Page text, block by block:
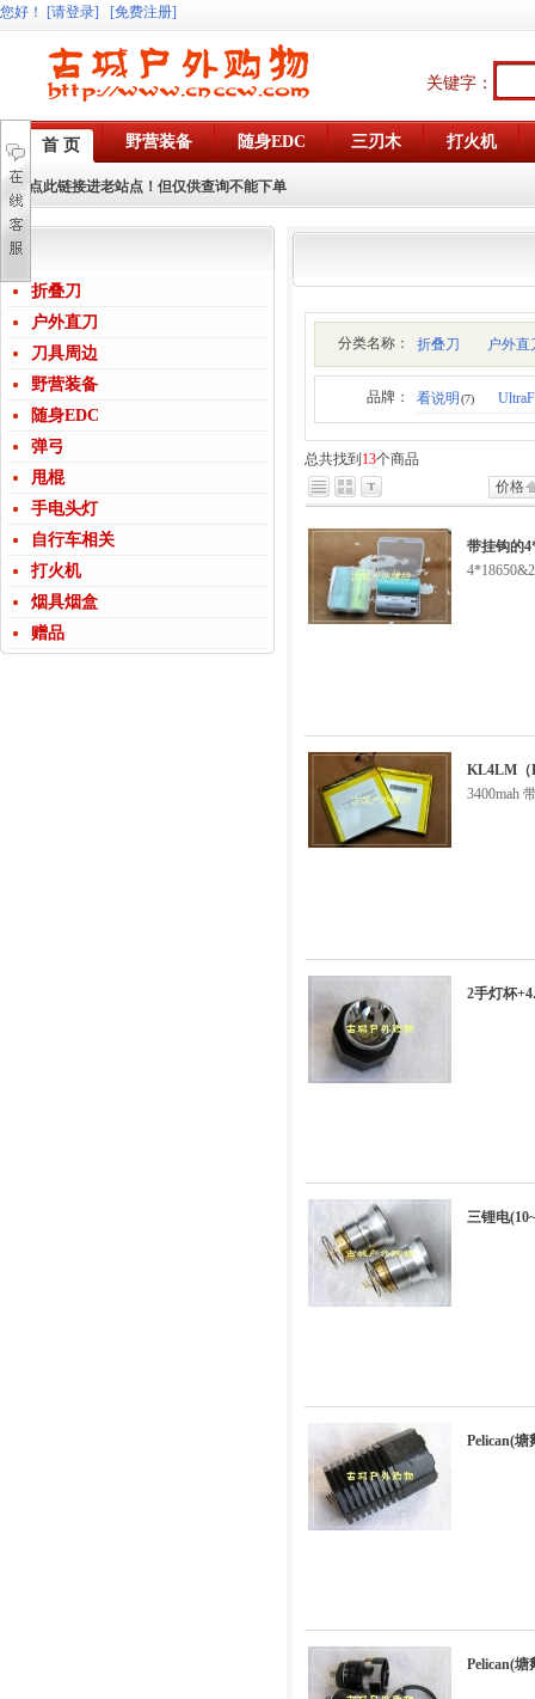
您好 ！ [请登录] [免费注册]
关键字：
首 页 野营装备 随身EDC 三刃木 打火机
点此链接进老站点！但仅供查询不能下单
折叠刀
户外直刀
刀具周边
野营装备
随身EDC
弹弓
甩棍
手电头灯
自行车相关
打火机
烟具烟盒
赠品
分类名称： 折叠刀 户外直
品牌： 看说明 (7)
总共找到 13个商品
价格
带挂钩的
KL4LM（
3400mah
2手灯杯
三锂电
Pelican(
Pelican(塘